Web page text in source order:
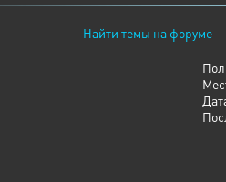
Найти темы на форуме